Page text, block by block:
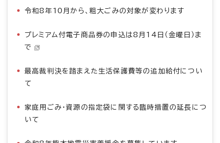
令和8年10月から、粗大ごみの対象が変わります
プレミアム付電子商品券の申込は8月14日（金曜日）ま
で
最高裁判決を踏まえた生活保護費等の追加給付につい
て
家庭用ごみ・資源の指定袋に関する臨時措置の延長につ
いて